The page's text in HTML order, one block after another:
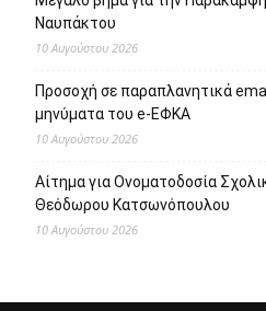
Ναυπάκτου
10 Αυγούστου 2026
Προσοχή σε παραπλανητικά
μηνύματα του e-ΕΦΚΑ
10 Αυγούστου 2026
Αίτημα για Ονοματοδοσία
Θεόδωρου Κατσωνόπουλου
10 Αυγούστου 2026